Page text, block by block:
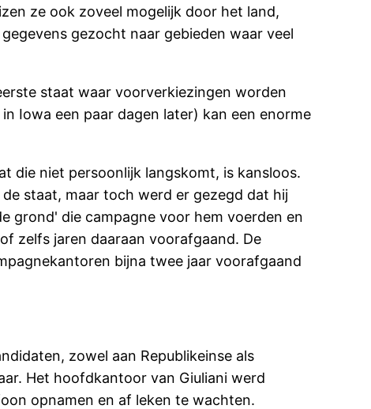
ze ook zoveel mogelijk door het land,
gezocht naar gebieden waar veel
staat waar voorverkiezingen worden
Iowa een paar dagen later) kan een enorme
die niet persoonlijk langskomt, is kansloos.
staat, maar toch werd er gezegd dat hij
grond' die campagne voor hem voerden en
zelfs jaren daaraan voorafgaand. De
bijna twee jaar voorafgaand
zowel aan Republikeinse als
Het hoofdkantoor van Giuliani werd
opnamen en af leken te wachten.